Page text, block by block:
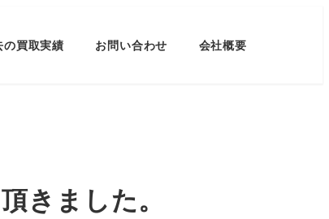
の買取実績 お問い合わせ 会社概要
きました。